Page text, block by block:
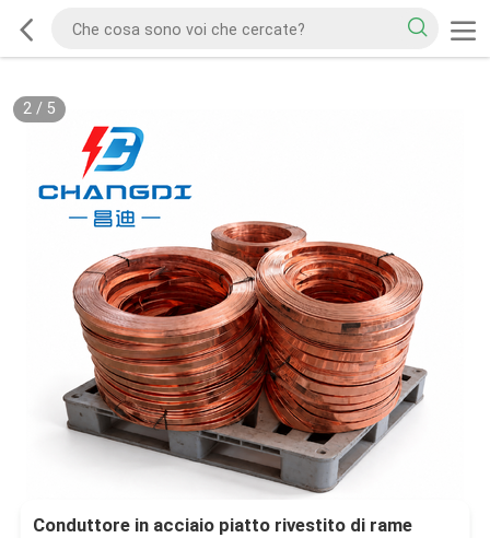
2/ 5
Conduttore in acciaio piatto rivestito di rame